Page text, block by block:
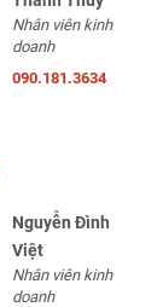
Nhân viên kinh
doanh
090.181.3634
Nguyễn Đình
Việt
Nhân viên kinh
doanh